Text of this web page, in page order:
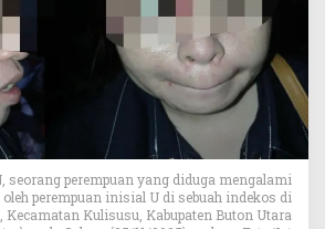
e
r
a
seorang perempuan yang diduga mengalami
perempuan inisial U di sebuah indekos di
Kecamatan Kulisusu, Kabupaten Buton Utara